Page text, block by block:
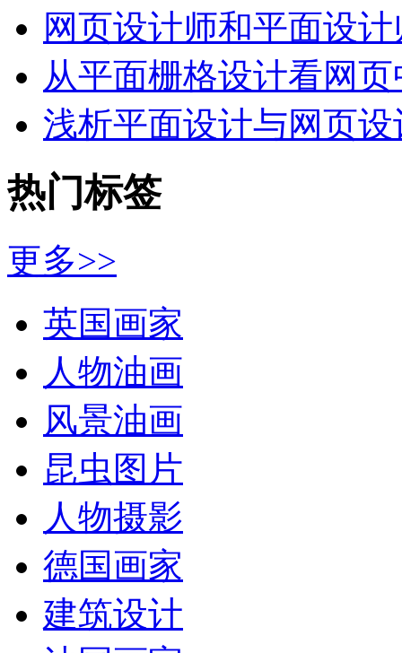
网页设计师和平面设计
从平面栅格设计看网页
浅析平面设计与网页设
热门标签
更多>>
英国画家
人物油画
风景油画
昆虫图片
人物摄影
德国画家
建筑设计